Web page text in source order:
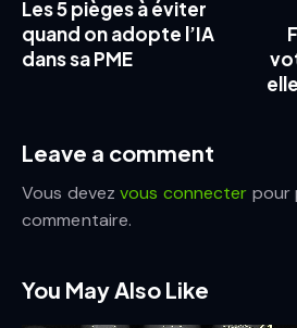
Les 5 pièges à éviter
quand on adopte l’IA
dans sa PME
Leave a comment
Vous devezvous connecter pour
commentaire.
You May Also Like